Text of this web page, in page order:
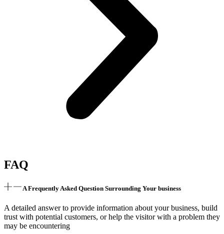
FAQ
A Frequently Asked Question Surrounding Your business
A detailed answer to provide information about your business, build
trust with potential customers, or help the visitor with a problem they
may be encountering